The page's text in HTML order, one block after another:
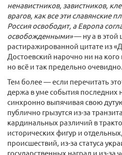
ненавистников, завистников,
врагов, как все эти славянские
Россия освободит, а Европа
освобожденными»— ну а в этой
растиражированной цитате из
Достоевский нарочно ни на
но всё и так предельно очевидно.
Тем более — если перечитать
держа в уме события последних
синхронно выпячивая свою
публично грызутся из-за
кардинальных различий в
исторических фигур и
происшествий, из-за статуса
государственных наград и из-за